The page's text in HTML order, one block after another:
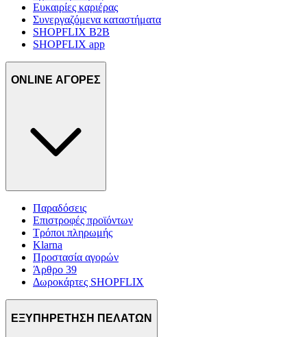
Ευκαιρίες καριέρας
Συνεργαζόμενα καταστήματα
SHOPFLIX B2B
SHOPFLIX app
ONLINE ΑΓΟΡΕΣ
Παραδόσεις
Επιστροφές προϊόντων
Τρόποι πληρωμής
Klarna
Προστασία αγορών
Άρθρο 39
Δωροκάρτες SHOPFLIX
ΕΞΥΠΗΡΕΤΗΣΗ ΠΕΛΑΤΩΝ